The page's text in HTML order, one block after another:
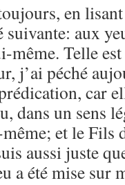
en
suivante: aux
même. Telle
j’ai péché
car
dans un sens
et le Fils
aussi juste
a été mise sur